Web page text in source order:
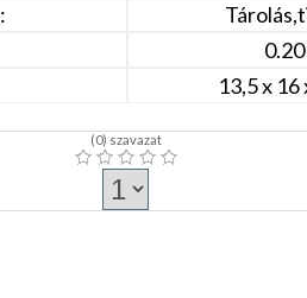
13,5 x 16
(0) szavazat